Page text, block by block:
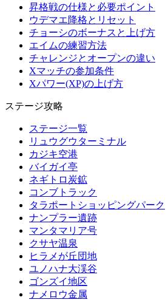
昇格戦の仕様と必要ポイント
ウデマエ降格とリセット
チョーシのボーナスと上げ方
エイムの練習方法
チャレンジとオープンの違い
Xマッチの参加条件
Xパワー(XP)の上げ方
ステージ攻略
ステージ一覧
リュウグウターミナル
カジキ空港
バイガイ亭
ネギトロ炭鉱
コンブトラック
タラポートショッピングパーク
ナンプラー遺跡
マンタマリア号
クサヤ温泉
ヒラメが丘団地
ユノハナ大渓谷
ゴンズイ地区
ナメロウ金属